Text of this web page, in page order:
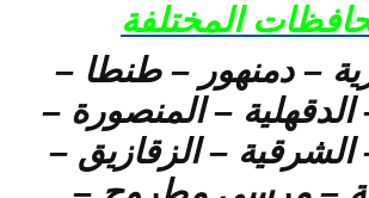
المختلفة
– دمنهور – طنطا –
الدقهلية – المنصورة –
الشرقية – الزقازيق –